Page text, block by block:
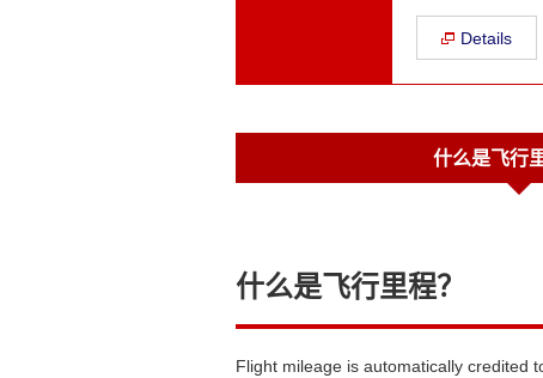
Details
什么是飞行
什么是飞行里程？
Flight mileage is automatically credited